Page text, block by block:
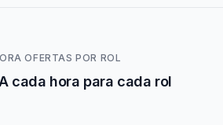
OFERTAS POR ROL
cada hora para cada rol